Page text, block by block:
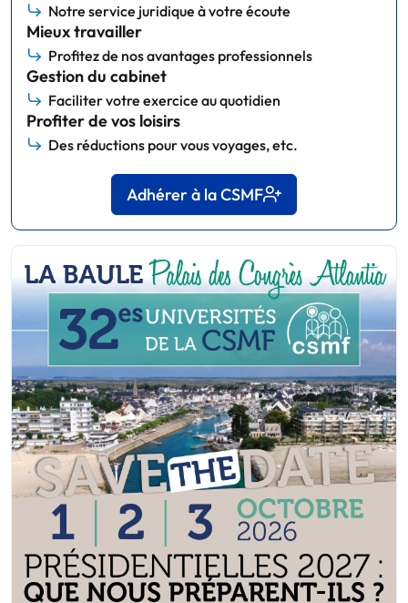
Notre service juridique à votre écoute
Mieux travailler
Profitez de nos avantages professionnels
Gestion du cabinet
Faciliter votre exercice au quotidien
Profiter de vos loisirs
Des réductions pour vous voyages, etc.
Adhérer à la CSMF